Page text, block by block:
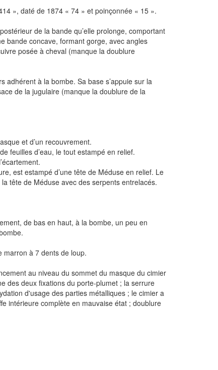
», daté de 1874 « 74 » et poinçonnée « 15 ».
de la bande qu’elle prolonge, comportant
bande concave, formant gorge, avec angles
posée à cheval (manque la doublure
adhérent à la bombe. Sa base s’appuie sur la
de la jugulaire (manque la doublure de la
et d’un recouvrement.
feuilles d’eau, le tout estampé en relief.
est estampé d’une tête de Méduse en relief. Le
tête de Méduse avec des serpents entrelacés.
de bas en haut, à la bombe, un peu en
marron à 7 dents de loup.
au niveau du sommet du masque du cimier
des deux fixations du porte-plumet ; la serrure
d'usage des parties métalliques ; le cimier a
intérieure complète en mauvaise état ; doublure